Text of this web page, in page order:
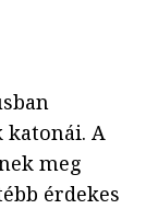
katonái. A
meg
érdekes